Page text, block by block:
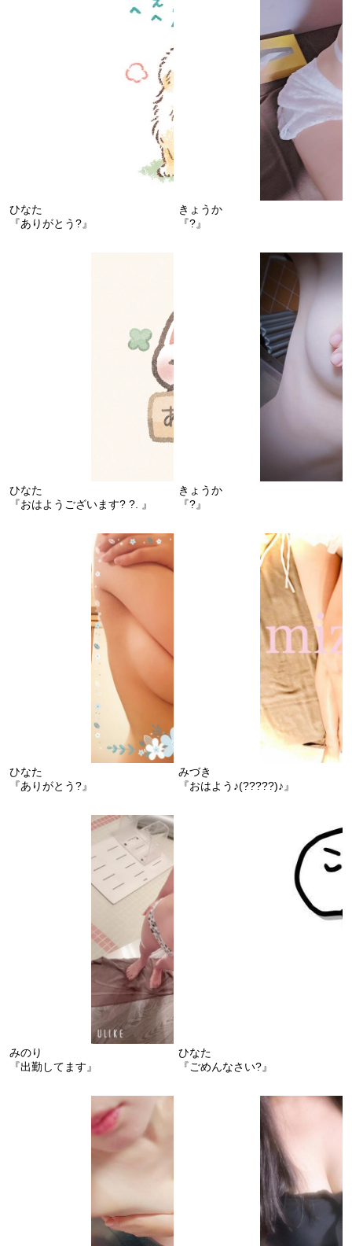
ひなた
『ありがとう?』
きょうか
『?』
ひなた
『おはようございます? ?. 』
きょうか
『?』
ひなた
『ありがとう?』
みづき
『おはよう♪(?????)♪』
みのり
『出勤してます』
ひなた
『ごめんなさい?』